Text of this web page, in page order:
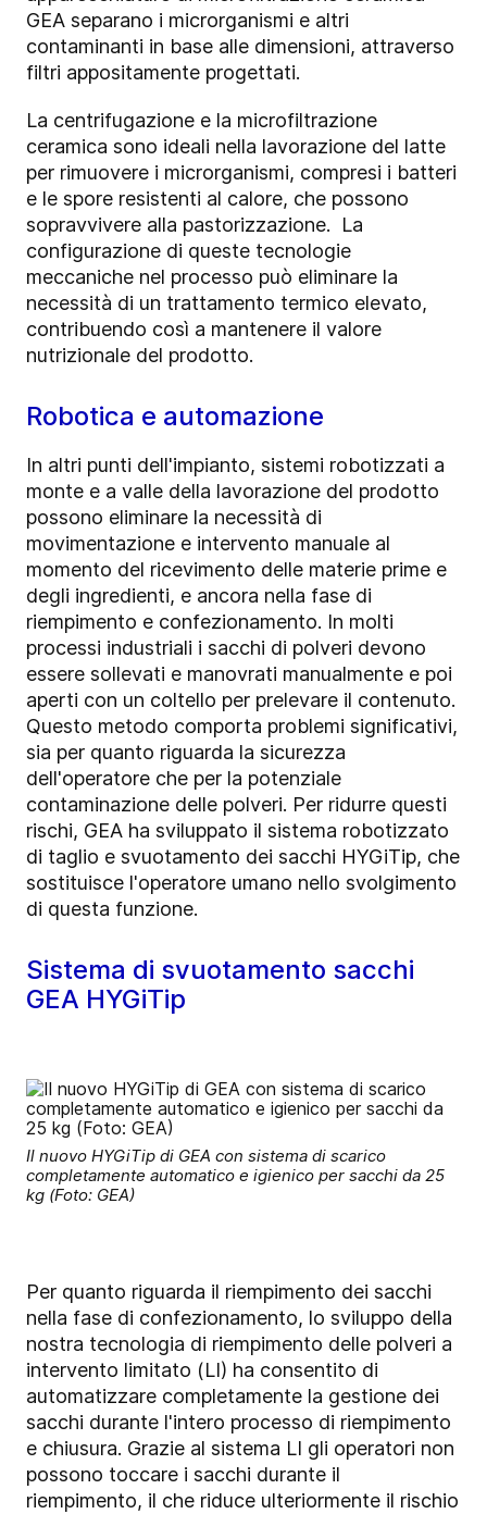
GEA separano i microrganismi e altri
contaminanti in base alle dimensioni, attraverso
filtri appositamente progettati.
La centrifugazione e la microfiltrazione
ceramica sono ideali nella lavorazione del latte
per rimuovere i microrganismi, compresi i batteri
e le spore resistenti al calore, che possono
sopravvivere alla pastorizzazione. La
configurazione di queste tecnologie
meccaniche nel processo può eliminare la
necessità di un trattamento termico elevato,
contribuendo così a mantenere il valore
nutrizionale del prodotto.
Robotica e automazione
In altri punti dell'impianto, sistemi robotizzati a
monte e a valle della lavorazione del prodotto
possono eliminare la necessità di
movimentazione e intervento manuale al
momento del ricevimento delle materie prime e
degli ingredienti, e ancora nella fase di
riempimento e confezionamento. In molti
processi industriali i sacchi di polveri devono
essere sollevati e manovrati manualmente e poi
aperti con un coltello per prelevare il contenuto.
Questo metodo comporta problemi significativi,
sia per quanto riguarda la sicurezza
dell'operatore che per la potenziale
contaminazione delle polveri. Per ridurre questi
rischi, GEA ha sviluppato il sistema robotizzato
di taglio e svuotamento dei sacchi HYGiTip, che
sostituisce l'operatore umano nello svolgimento
di questa funzione.
Sistema di svuotamento sacchi
GEA HYGiTip
Il nuovo HYGiTip di GEA con sistema di scarico
completamente automatico e igienico per sacchi da 25
kg (Foto: GEA)
Per quanto riguarda il riempimento dei sacchi
nella fase di confezionamento, lo sviluppo della
nostra tecnologia di riempimento delle polveri a
intervento limitato (LI) ha consentito di
automatizzare completamente la gestione dei
sacchi durante l'intero processo di riempimento
e chiusura. Grazie al sistema LI gli operatori non
possono toccare i sacchi durante il
riempimento, il che riduce ulteriormente il rischio